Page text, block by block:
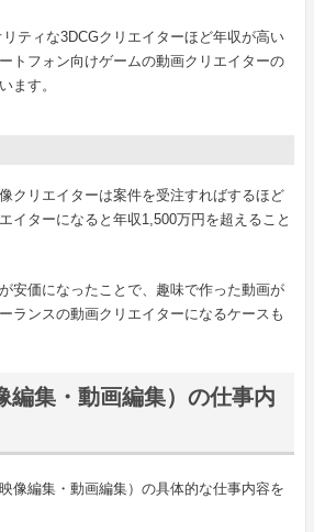
ティな3DCGクリエイターほど年収が高い
トフォン向けゲームの動画クリエイターの
ます。
クリエイターは案件を受注すればするほど
イターになると年収1,500万円を超えること
安価になったことで、趣味で作った動画が
ランスの動画クリエイターになるケースも
編集・動画編集）の仕事内
像編集・動画編集）の具体的な仕事内容を